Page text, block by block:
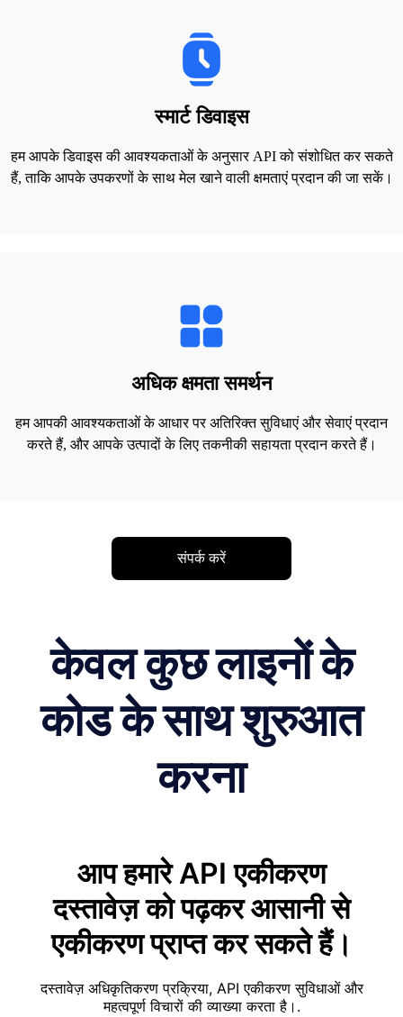
स्मार्ट डिवाइस
हम आपके डिवाइस की आवश्यकताओं के अनुसार API को संशोधित कर सकते
हैं, ताकि आपके उपकरणों के साथ मेल खाने वाली क्षमताएं प्रदान की जा सकें।
अधिक क्षमता समर्थन
हम आपकी आवश्यकताओं के आधार पर अतिरिक्त सुविधाएं और सेवाएं प्रदान
करते हैं, और आपके उत्पादों के लिए तकनीकी सहायता प्रदान करते हैं।
संपर्क करें
केवल कुछ लाइनों के
कोड के साथ शुरुआत
करना
आप हमारे API एकीकरण
दस्तावेज़ को पढ़कर आसानी से
एकीकरण प्राप्त कर सकते हैं।
दस्तावेज़ अधिकृतिकरण प्रक्रिया, API एकीकरण सुविधाओं और
महत्वपूर्ण विचारों की व्याख्या करता है।.